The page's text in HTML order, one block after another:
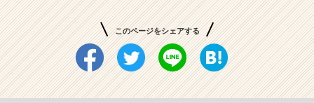
このページをシェアする